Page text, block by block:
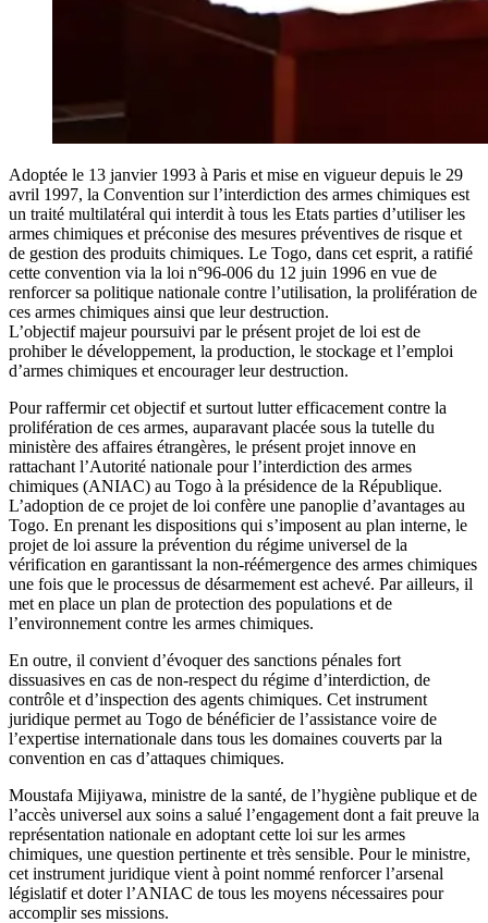
Adoptée le 13 janvier 1993 à Paris et mise en vigueur depuis le 29
avril 1997, la Convention sur l’interdiction des armes chimiques est
un traité multilatéral qui interdit à tous les Etats parties d’utiliser les
armes chimiques et préconise des mesures préventives de risque et
de gestion des produits chimiques. Le Togo, dans cet esprit, a ratifié
cette convention via la loi n°96-006 du 12 juin 1996 en vue de
renforcer sa politique nationale contre l’utilisation, la prolifération de
ces armes chimiques ainsi que leur destruction.
L’objectif majeur poursuivi par le présent projet de loi est de
prohiber le développement, la production, le stockage et l’emploi
d’armes chimiques et encourager leur destruction.
Pour raffermir cet objectif et surtout lutter efficacement contre la
prolifération de ces armes, auparavant placée sous la tutelle du
ministère des affaires étrangères, le présent projet innove en
rattachant l’Autorité nationale pour l’interdiction des armes
chimiques (ANIAC) au Togo à la présidence de la République.
L’adoption de ce projet de loi confère une panoplie d’avantages au
Togo. En prenant les dispositions qui s’imposent au plan interne, le
projet de loi assure la prévention du régime universel de la
vérification en garantissant la non-réémergence des armes chimiques
une fois que le processus de désarmement est achevé. Par ailleurs, il
met en place un plan de protection des populations et de
l’environnement contre les armes chimiques.
En outre, il convient d’évoquer des sanctions pénales fort
dissuasives en cas de non-respect du régime d’interdiction, de
contrôle et d’inspection des agents chimiques. Cet instrument
juridique permet au Togo de bénéficier de l’assistance voire de
l’expertise internationale dans tous les domaines couverts par la
convention en cas d’attaques chimiques.
Moustafa Mijiyawa, ministre de la santé, de l’hygiène publique et de
l’accès universel aux soins a salué l’engagement dont a fait preuve la
représentation nationale en adoptant cette loi sur les armes
chimiques, une question pertinente et très sensible. Pour le ministre,
cet instrument juridique vient à point nommé renforcer l’arsenal
législatif et doter l’ANIAC de tous les moyens nécessaires pour
accomplir ses missions.